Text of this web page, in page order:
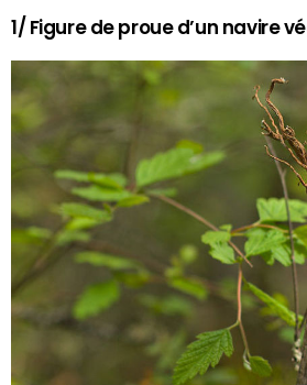
1/ Figure de proue d’un navire